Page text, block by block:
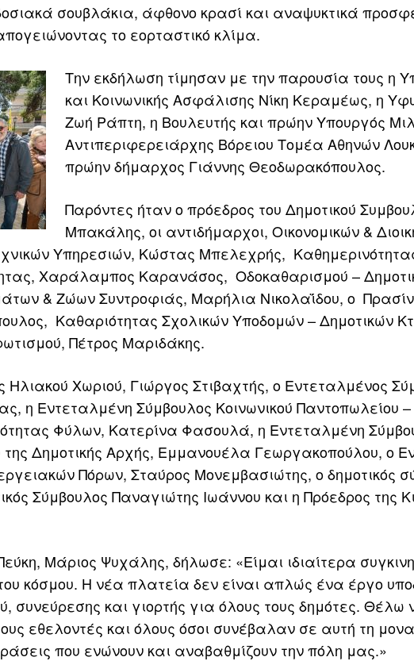
σουβλάκια, άφθονο κρασί και αναψυκτικά
το εορταστικό κλίμα.
Την εκδήλωση τίμησαν με την παρουσία τους η
και Κοινωνικής Ασφάλισης Νίκη Κεραμέως, η
Ζωή Ράπτη, η Βουλευτής και πρώην Υπουργός
Αντιπεριφερειάρχης Βόρειου Τομέα Αθηνών
πρώην δήμαρχος Γιάννης Θεοδωρακόπουλος.
Παρόντες ήταν ο πρόεδρος του Δημοτικού
Μπακάλης, οι αντιδήμαρχοι, Οικονομικών &
Υπηρεσιών, Κώστας Μπελεχρής,
Χαράλαμπος Καρανάσος, Οδοκαθαρισμού –
& Ζώων Συντροφιάς, Μαρήλια Νικολαΐδου, ο
Καθαριότητας Σχολικών Υποδομών – Δημοτικών
Πέτρος Μαριδάκης.
Χωριού, Γιώργος Στιβαχτής, ο Εντεταλμένος
η Εντεταλμένη Σύμβουλος Κοινωνικού Παντοπωλείου –
Φύλων, Κατερίνα Φασουλά, η Εντεταλμένη
της Δημοτικής Αρχής, Εμμανουέλα Γεωργακοπούλου, ο
Πόρων, Σταύρος Μονεμβασιώτης, ο δημοτικός
Σύμβουλος Παναγιώτης Ιωάννου και η Πρόεδρος της
Μάριος Ψυχάλης, δήλωσε: «Είμαι ιδιαίτερα
κόσμου. Η νέα πλατεία δεν είναι απλώς ένα έργο
συνεύρεσης και γιορτής για όλους τους δημότες.
εθελοντές και όλους όσοι συνέβαλαν σε αυτή τη
που ενώνουν και αναβαθμίζουν την πόλη μας.»